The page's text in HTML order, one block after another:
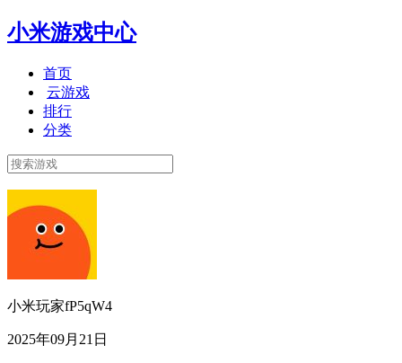
小米游戏中心
首页
云游戏
排行
分类
小米玩家fP5qW4
2025年09月21日